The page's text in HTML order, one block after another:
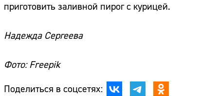
приготовить заливной пирог с курицей.
Надежда Сергеева
Фото: Freepik
Поделиться в соцсетях: